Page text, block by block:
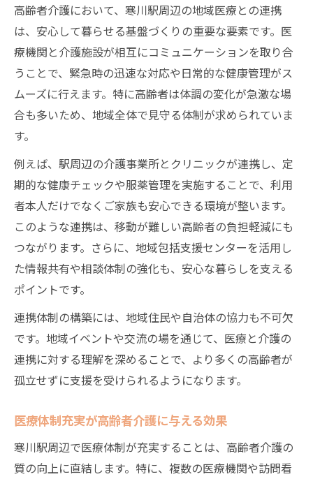
高齢者介護において、寒川駅周辺の地域医療との連携
は、安心して暮らせる基盤づくりの重要な要素です。医
療機関と介護施設が相互にコミュニケーションを取り合
うことで、緊急時の迅速な対応や日常的な健康管理がス
ムーズに行えます。特に高齢者は体調の変化が急激な場
合も多いため、地域全体で見守る体制が求められていま
す。
例えば、駅周辺の介護事業所とクリニックが連携し、定
期的な健康チェックや服薬管理を実施することで、利用
者本人だけでなくご家族も安心できる環境が整います。
このような連携は、移動が難しい高齢者の負担軽減にも
つながります。さらに、地域包括支援センターを活用し
た情報共有や相談体制の強化も、安心な暮らしを支える
ポイントです。
連携体制の構築には、地域住民や自治体の協力も不可欠
です。地域イベントや交流の場を通じて、医療と介護の
連携に対する理解を深めることで、より多くの高齢者が
孤立せずに支援を受けられるようになります。
医療体制充実が高齢者介護に与える効果
寒川駅周辺で医療体制が充実することは、高齢者介護の
質の向上に直結します。特に、複数の医療機関や訪問看